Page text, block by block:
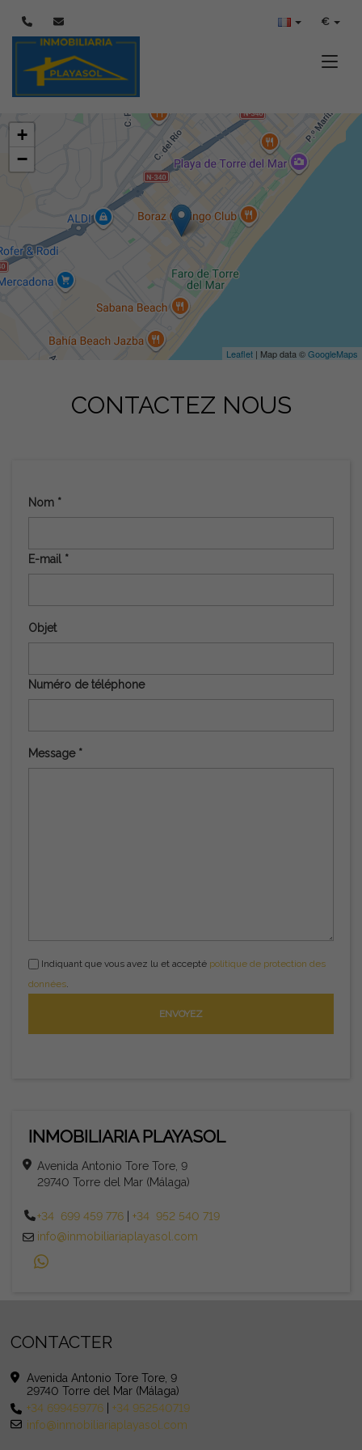
€
+
−
Leaflet | Map data ©GoogleMaps
CONTACTEZ NOUS
Nom *
E-mail *
Objet
Numéro de téléphone
Message *
Indiquant que vous avez lu et accepté politique de protection des
données.
INMOBILIARIA PLAYASOL
Avenida Antonio Tore Tore, 9
29740 Torre del Mar (Málaga)
+34 699 459 776
+34 952 540 719
info@inmobiliariaplayasol.com
CONTACTER
Avenida Antonio Tore Tore, 9
29740 Torre del Mar (Málaga)
+34 699459776 |+34 952540719
info@inmobiliariaplayasol.com